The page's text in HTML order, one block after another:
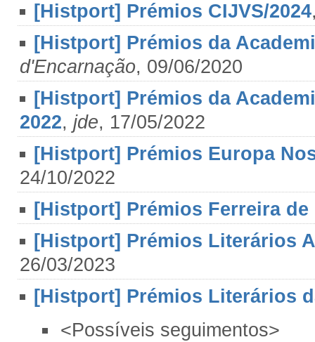
[Histport] Prémios CIJVS/2024
[Histport] Prémios da
d'Encarnação, 09/06/2020
[Histport] Prémios da
2022, jde, 17/05/2022
[Histport] Prémios Europa
24/10/2022
[Histport] Prémios Ferreira
[Histport] Prémios Literários
26/03/2023
[Histport] Prémios Literários
<Possíveis seguimentos>